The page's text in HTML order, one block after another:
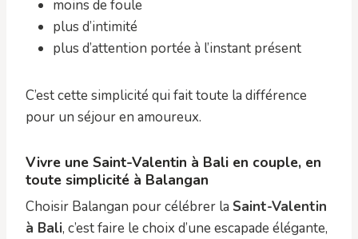
moins de foule
plus d’intimité
plus d’attention portée à l’instant présent
C’est cette simplicité qui fait toute la différence
pour un séjour en amoureux.
Vivre une Saint-Valentin à Bali en couple, en
toute simplicité à Balangan
Choisir Balangan pour célébrer la Saint-Valentin
à Bali, c’est faire le choix d’une escapade élégante,